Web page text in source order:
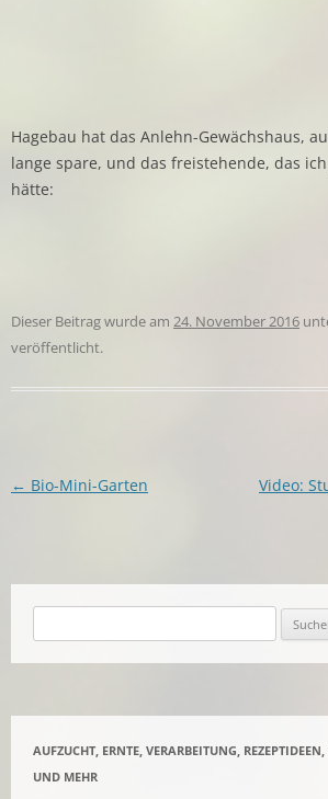
Hagebau hat das Anlehn-Gewächshaus,
lange spare, und das freistehende, das
hätte:
Dieser Beitrag wurde am 24. November 2016
veröffentlicht.
Beitragsnavigation
← Bio-Mini-Garten
Video:
nach:
AUFZUCHT, ERNTE, VERARBEITUNG,
UND MEHR